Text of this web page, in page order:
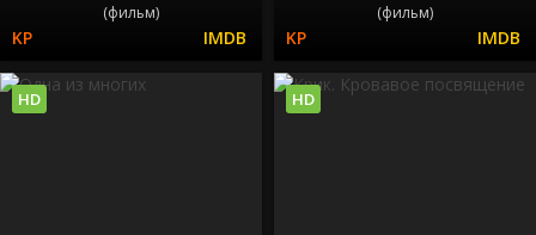
(фильм) (фильм)
HD HD